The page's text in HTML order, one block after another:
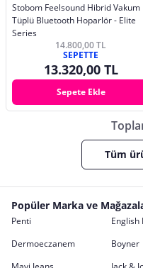
Stobom Feelsound Hibrid Vakum
Tüplü Bluetooth Hoparlör - Elite
Series
14.800,00 TL
SEPETTE
13.320,00 TL
Sepete Ekle
Tüm
Popüler Marka ve
Penti English
Dermoeczanem
Boyner